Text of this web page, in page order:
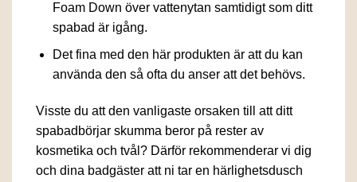
Foam Down över vattenytan samtidigt som ditt
spabad är igång.
Det fina med den här produkten är att du kan
använda den så ofta du anser att det behövs.
Visste du att den vanligaste orsaken till att ditt
spabadbörjar skumma beror på rester av
kosmetika och tvål? Därför rekommenderar vi dig
och dina badgäster att ni tar en härlighetsdusch